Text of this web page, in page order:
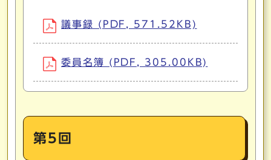
議事録 (PDF, 571.52KB)
委員名簿 (PDF, 305.00KB)
第5回